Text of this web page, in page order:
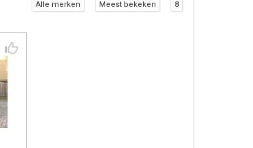
Alle merken Meest bekeken 8